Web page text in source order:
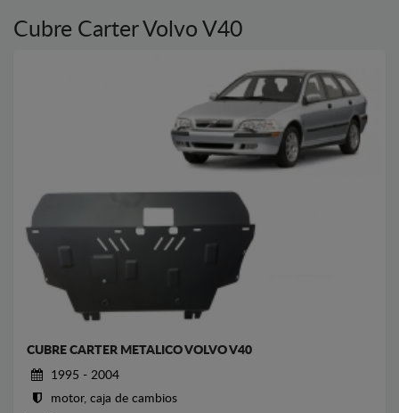
Cubre Carter Volvo V40
CUBRE CARTER METALICO VOLVO V40
1995 - 2004
motor, caja de cambios